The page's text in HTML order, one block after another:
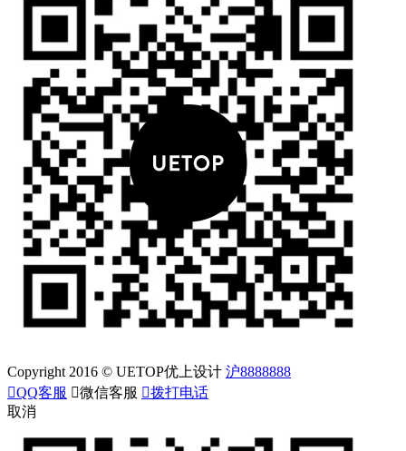
Copyright 2016 © UETOP优上设计 沪8888888
QQ客服 微信客服 拨打电话
取消